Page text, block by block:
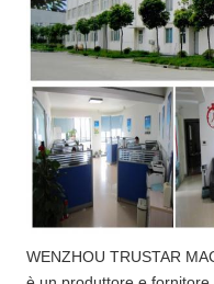
WENZHOU TRUSTAR